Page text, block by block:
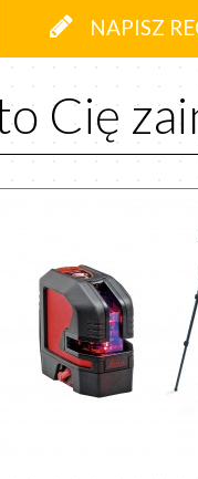
NAPISZ
Cię